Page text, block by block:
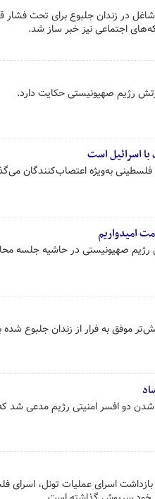
در زندان جلبوع برای تحت فشار
اجتماعی نیز خبر ساز شد.
رژیم صهیونیستی حکایت دارد.
اسرائیل است
به‌ویژه اعتصاب‌کنندگان
امیدواریم
رژیم صهیونیستی در حاشیه جلسه
شدن دو افسر امنیتی رژیم مدعی
اسرای عملیات تونل،